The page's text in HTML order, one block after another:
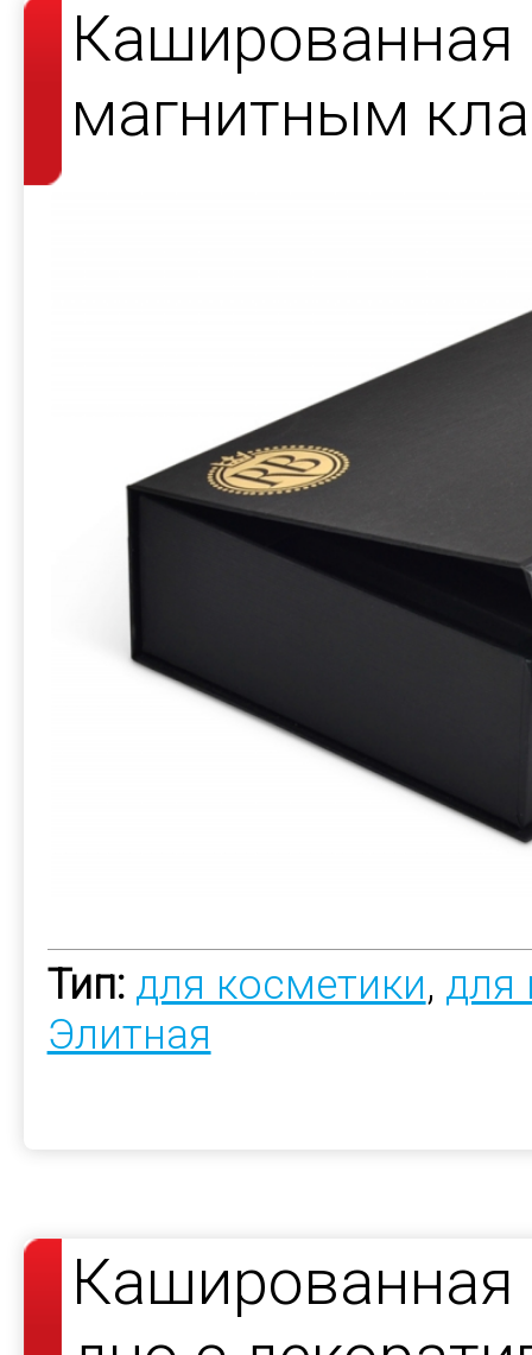
Кашированная
магнитным
Тип: для косметики, для
Элитная